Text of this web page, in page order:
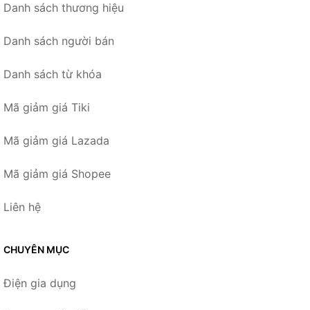
Danh sách thương hiệu
Danh sách người bán
Danh sách từ khóa
Mã giảm giá Tiki
Mã giảm giá Lazada
Mã giảm giá Shopee
Liên hệ
CHUYÊN MỤC
Điện gia dụng